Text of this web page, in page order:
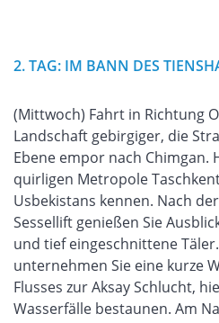
2. TAG: IM BANN DES
(Mittwoch) Fahrt in Richtung
Landschaft gebirgiger, die
Ebene empor nach Chimgan.
quirligen Metropole
Usbekistans kennen. Nach
Sessellift genießen Sie
und tief eingeschnittene
unternehmen Sie eine kurze
Flusses zur Aksay Schlucht,
Wasserfälle bestaunen. Am